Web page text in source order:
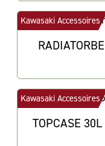
Kawasaki Accessoires
Kawasaki Accessoires
TOPCASE